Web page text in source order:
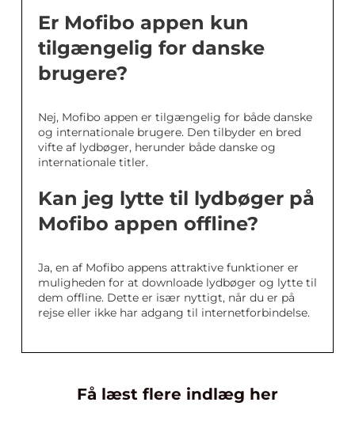
Er Mofibo appen kun
tilgængelig for danske
brugere?
Nej, Mofibo appen er tilgængelig for både danske
og internationale brugere. Den tilbyder en bred
vifte af lydbøger, herunder både danske og
internationale titler.
Kan jeg lytte til lydbøger på
Mofibo appen offline?
Ja, en af Mofibo appens attraktive funktioner er
muligheden for at downloade lydbøger og lytte til
dem offline. Dette er især nyttigt, når du er på
rejse eller ikke har adgang til internetforbindelse.
Få læst flere indlæg her